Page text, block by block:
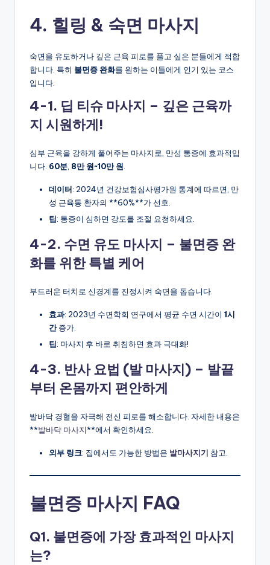
4. 힐링 & 숙면 마사지
숙면을 유도하거나 깊은 근육 피로를 풀고 싶은 분들에게 적합
합니다. 특히 불면증 완화를 원하는 이들에게 인기 있는 코스
입니다.
4-1. 딥 티슈 마사지 – 깊은 근육까
지 시원하게!
심부 근육을 강하게 풀어주는 마사지로, 만성 통증에 효과적입
니다. 60분 8만 원~10만 원
데이터: 2024년 건강보험심사평가원 통계에 따르면, 만
성 근육통 환자의 **60%**가 선호.
팁: 통증이 심하면 강도를 조절 요청하세요.
4-2. 수면 유도 마사지 – 불면증 완
화를 위한 특별 케어
부드러운 터치로 신경계를 진정시켜 숙면을 돕습니다.
효과: 2023년 수면학회 연구에서 평균 수면 시간이 1시
간증가.
팁: 마사지 후 바로 취침하면 효과 극대화!
4-3. 반사 요법 (발 마사지) – 발끝
부터 온몸까지 편안하게
발바닥 경혈을 자극해 전신 피로를 해소합니다. 자세한 내용은
**발바닥 마사지**에서 확인하세요.
외부 링크: 집에서도 가능한 방법은 발마사지기 참고.
불면증 마사지 FAQ
Q1. 불면증에 가장 효과적인 마사지
는?